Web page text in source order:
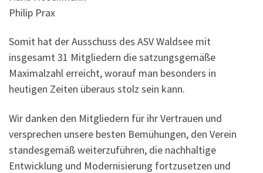
Philip Prax
Somit hat der Ausschuss des ASV Waldsee mit
insgesamt 31 Mitgliedern die satzungsgemäße
Maximalzahl erreicht, worauf man besonders in
heutigen Zeiten überaus stolz sein kann.
Wir danken den Mitgliedern für ihr Vertrauen und
versprechen unsere besten Bemühungen, den Verein
standesgemäß weiterzuführen, die nachhaltige
Entwicklung und Modernisierung fortzusetzen und